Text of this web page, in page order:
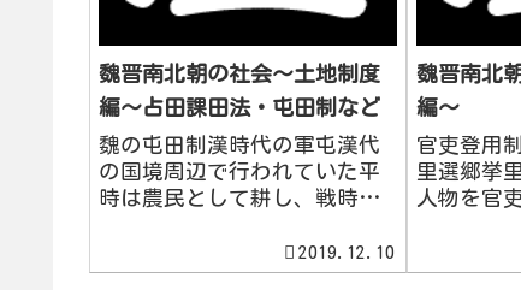
魏晋南北朝の社会～土地制度
編～占田課田法・屯田制など
魏の屯田制漢時代の軍屯漢代
の国境周辺で行われていた平
時は農民として耕し、戦時は
制度のことです。これを軍屯
といいます。魏の民屯魏の曹
2019.12.10
魏晋南北
編～
官吏登用
里選郷挙
人物を官
いろいろ
て、中央